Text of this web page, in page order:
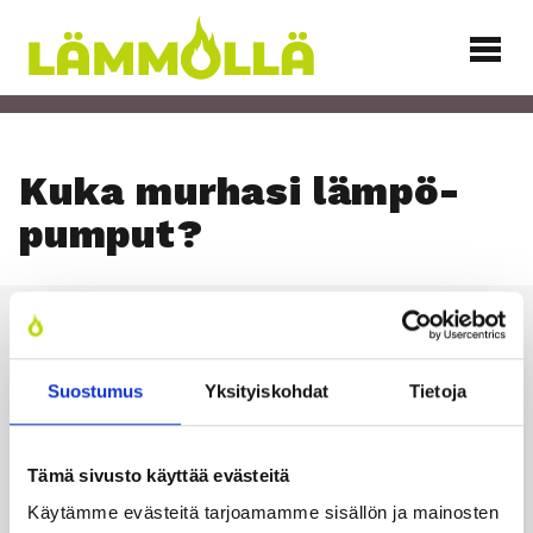
Suostumus Yksityiskohdat Tietoja
Tämä sivusto käyttää evästeitä
Käytämme evästeitä tarjoamamme sisällön ja mainosten
sisältöön
Lämmöllä
Kuka mur­ha­si läm­pö­
pum­put?
Läm­möl­lä
TILAA UUTIS­KIR­JE